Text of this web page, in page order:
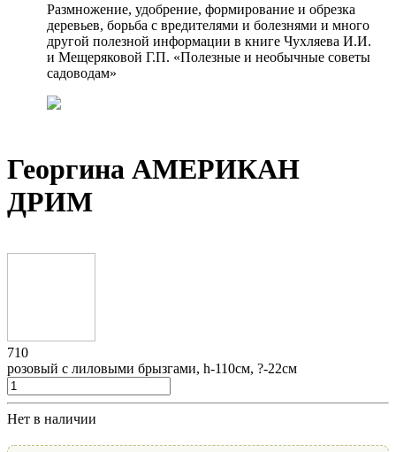
Размножение, удобрение, формирование и обрезка
деревьев, борьба с вредителями и болезнями и много
другой полезной информации в книге Чухляева И.И.
и Мещеряковой Г.П. «Полезные и необычные советы
садоводам»
Георгина АМЕРИКАН
ДРИМ
710
розовый с лиловыми брызгами, h-110см, ?-22см
Нет в наличии